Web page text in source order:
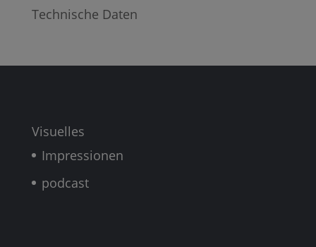
Technische Daten
Visuelles
Impressionen
podcast